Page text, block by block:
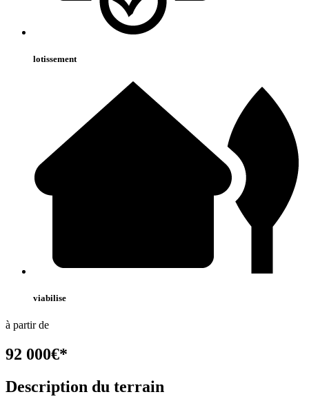
lotissement
viabilise
à partir de
92 000€*
Description du terrain